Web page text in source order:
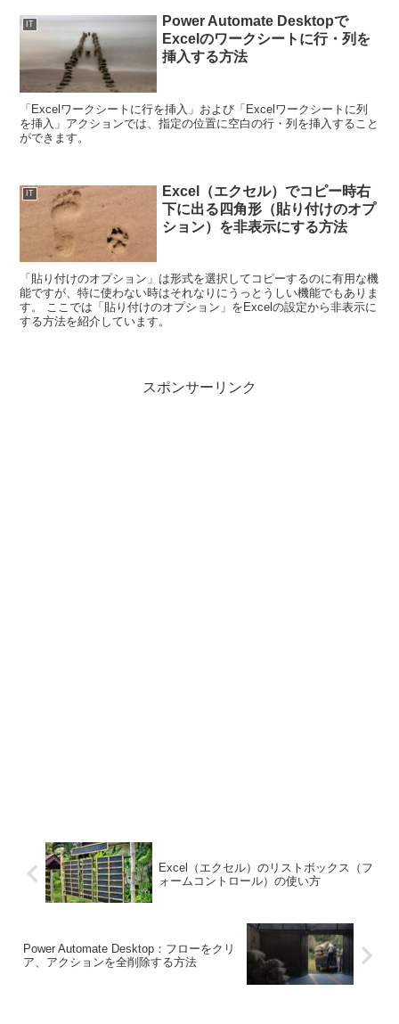
IT
Power Automate Desktopで
Excelのワークシートに行・列を
挿入する方法
「Excelワークシートに行を挿入」および「Excelワークシートに列
を挿入」アクションでは、指定の位置に空白の行・列を挿入すること
ができます。
IT
Excel（エクセル）でコピー時右
下に出る四角形（貼り付けのオプ
ション）を非表示にする方法
「貼り付けのオプション」は形式を選択してコピーするのに有用な機
能ですが、特に使わない時はそれなりにうっとうしい機能でもありま
す。 ここでは「貼り付けのオプション」をExcelの設定から非表示に
する方法を紹介しています。
スポンサーリンク
Excel（エクセル）のリストボックス（フ
ォームコントロール）の使い方
Power Automate Desktop：フローをクリ
ア、アクションを全削除する方法